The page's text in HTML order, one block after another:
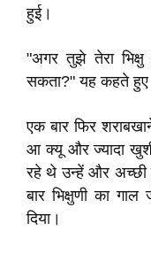
हुई।
"अगर तुझे तेरा
सकता?" यह कहते हुए
एक बार फिर
आ क्यू और ज्यादा
रहे थे उन्हें और
बार भिक्षुणी का
दिया।